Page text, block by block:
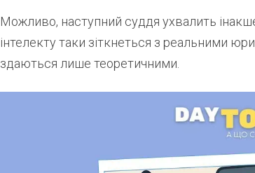
Можливо, наступний суддя ухвалить
інтелекту таки зіткнеться з реальними
здаються лише теоретичними.